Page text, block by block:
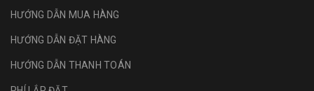
HƯỚNG DẪN MUA HÀNG
HƯỚNG DẪN ĐẶT HÀNG
HƯỚNG DẪN THANH TOÁN